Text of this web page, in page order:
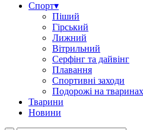
Спорт▾
Піший
Гірський
Лижний
Вітрильний
Серфінг та дайвінг
Плавання
Спортивні заходи
Подорожі на тваринах
Тварини
Новини